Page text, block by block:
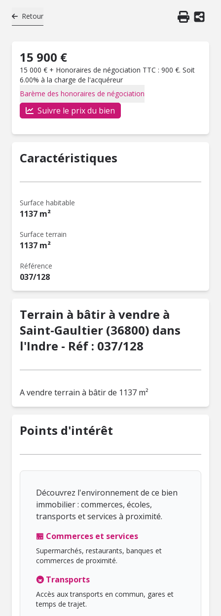
Retour
15 900 €
15 000 € + Honoraires de négociation TTC : 900 €. Soit
6.00% à la charge de l'acquéreur
Barème des honoraires de négociation
Suivre le prix du bien
Caractéristiques
Surface habitable
1137 m²
Surface terrain
1137 m²
Référence
037/128
Terrain à bâtir à vendre à
Saint-Gaultier (36800) dans
l'Indre - Réf : 037/128
A vendre terrain à bâtir de 1137 m²
Points d'intérêt
Découvrez l'environnement de ce bien
immobilier : commerces, écoles,
transports et services à proximité.
🏪 Commerces et services
Supermarchés, restaurants, banques et
commerces de proximité.
🚇 Transports
Accès aux transports en commun, gares et
temps de trajet.